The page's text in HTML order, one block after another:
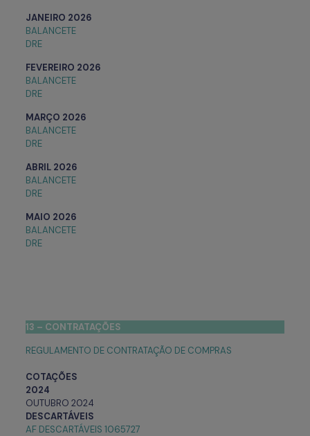
JANEIRO 2026
BALANCETE
DRE
FEVEREIRO 2026
BALANCETE
DRE
MARÇO 2026
BALANCETE
DRE
ABRIL 2026
BALANCETE
DRE
MAIO 2026
BALANCETE
DRE
13 – CONTRATAÇÕES
REGULAMENTO DE CONTRATAÇÃO DE COMPRAS
COTAÇÕES
2024
OUTUBRO 2024
DESCARTÁVEIS
AF DESCARTÁVEIS 1065727